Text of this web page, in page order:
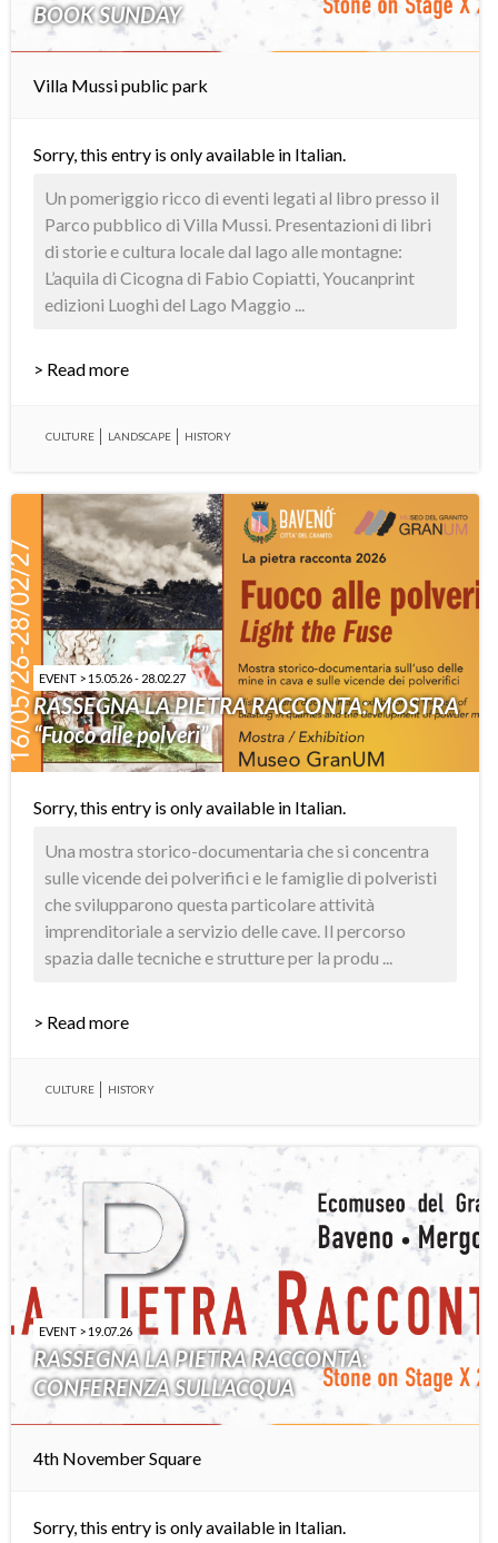
BOOK SUNDAY
Villa Mussi public park
Sorry, this entry is only available in Italian.
Un pomeriggio ricco di eventi legati al libro presso il
Parco pubblico di Villa Mussi. Presentazioni di libri
di storie e cultura locale dal lago alle montagne:
L’aquila di Cicogna di Fabio Copiatti, Youcanprint
edizioni Luoghi del Lago Maggio ...
> Read more
CULTURE LANDSCAPE HISTORY
EVENT > 15.05.26 - 28.02.27
RASSEGNA LA PIETRA RACCONTA: MOSTRA
“Fuoco alle polveri”
Sorry, this entry is only available in Italian.
Una mostra storico-documentaria che si concentra
sulle vicende dei polverifici e le famiglie di polveristi
che svilupparono questa particolare attività
imprenditoriale a servizio delle cave. Il percorso
spazia dalle tecniche e strutture per la produ ...
> Read more
CULTURE HISTORY
EVENT > 19.07.26
RASSEGNA LA PIETRA RACCONTA:
CONFERENZA SULL’ACQUA
4th November Square
Sorry, this entry is only available in Italian.